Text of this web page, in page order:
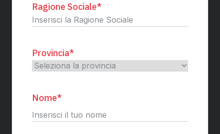
Ragione Sociale*
Provincia*
Nome*